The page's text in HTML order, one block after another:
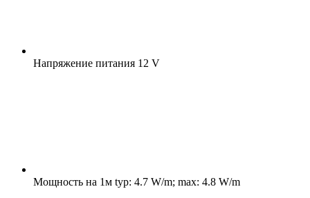
Напряжение питания 12 V
Мощность на 1м typ: 4.7 W/m; max: 4.8 W/m